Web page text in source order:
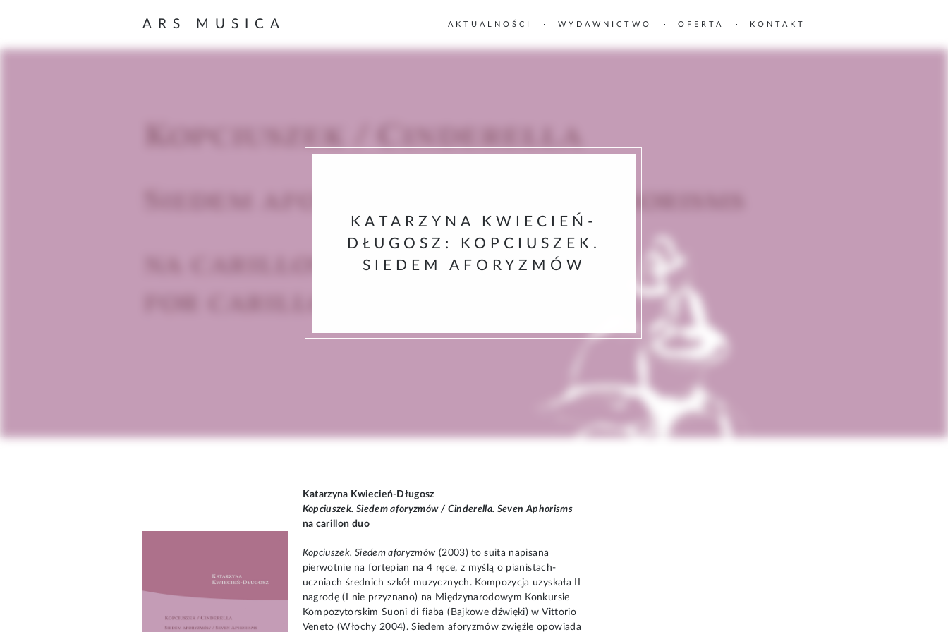
ARS MUSICA AKTUALNOŚCI WYDAWNICTWO OFERTA KONTAKT
KATARZYNA KWIECIEŃ-
DŁUGOSZ: KOPCIUSZEK.
SIEDEM AFORYZMÓW
Katarzyna Kwiecień-Długosz
Kopciuszek. Siedem aforyzmów / Cinderella. Seven Aphorisms
na carillon duo
Kopciuszek. Siedem aforyzmów (2003) to suita napisana
pierwotnie na fortepian na 4 ręce, z myślą o pianistach-
uczniach średnich szkół muzycznych. Kompozycja uzyskała II
nagrodę (I nie przyznano) na Międzynarodowym Konkursie
Kompozytorskim Suoni di fiaba (Bajkowe dźwięki) w Vittorio
Veneto (Włochy 2004). Siedem aforyzmów zwięźle opowiada